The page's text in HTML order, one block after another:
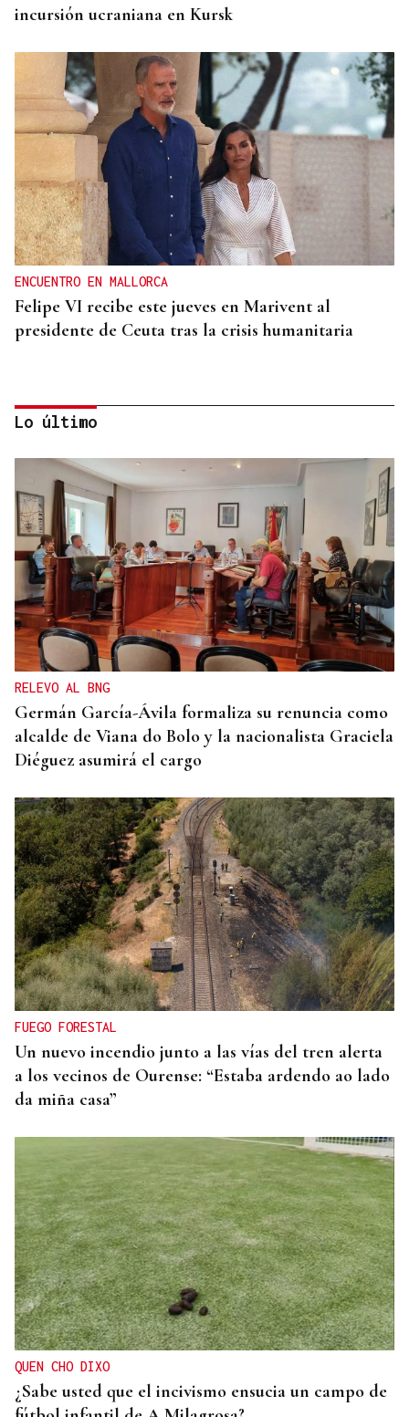
incursión ucraniana en Kursk
ENCUENTRO EN MALLORCA
Felipe VI recibe este jueves en Marivent al
presidente de Ceuta tras la crisis humanitaria
CRISIS HUMANITARIA
El Instituto de Medicina Legal de Ceuta recibe los
cuerpos de los 80 migrantes fallecidos
Lo último
RELEVO AL BNG
Germán García-Ávila formaliza su renuncia como
alcalde de Viana do Bolo y la nacionalista Graciela
Diéguez asumirá el cargo
FUEGO FORESTAL
Un nuevo incendio junto a las vías del tren alerta
a los vecinos de Ourense: “Estaba ardendo ao lado
da miña casa”
QUEN CHO DIXO
¿Sabe usted que el incivismo ensucia un campo de